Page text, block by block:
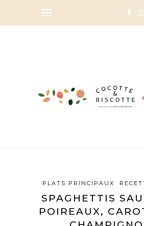
PLATS PRINCIPAUX
SPAGHETTIS
POIREAUX,